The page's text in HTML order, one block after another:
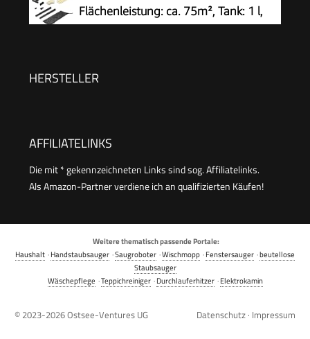
Flächenleistung: ca. 75m², Tank: 1 l,
Bodenreinigungsset EasyFix und 3 Düsen,Single
HERSTELLER
AFFILIATELINKS
Die mit * gekennzeichneten Links sind sog. Affiliatelinks.
Als Amazon-Partner verdiene ich an qualifizierten Käufen!
Weitere thematisch passende Portale:
Haushalt ·Handstaubsauger ·Saugroboter ·Wischmopp ·Fenstersauger ·beutellose
Staubsauger
Wäschepflege ·Teppichreiniger·Durchlauferhitzer·Elektrokamin
© 2023-2026Ostsee-Ventures UG Datenschutz · Impressum